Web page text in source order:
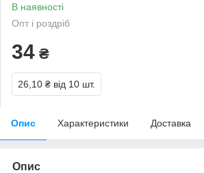
В наявності
Опт і роздріб
34 ₴
26,10 ₴ від 10 шт.
Опис Характеристики Доставка
Опис